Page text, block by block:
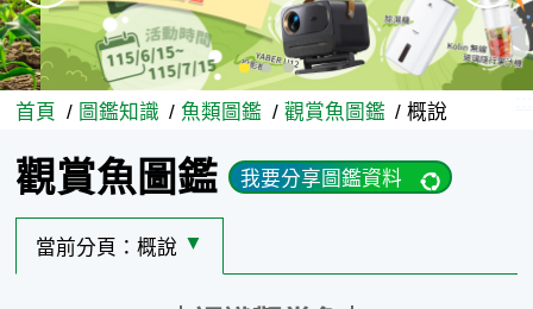
首頁 圖鑑知識 魚類圖鑑 觀賞魚圖鑑 概說
觀賞魚圖鑑 我要分享圖鑑資料
當前分頁：概說 選擇其他分頁